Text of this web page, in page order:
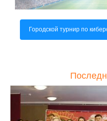
Городской турнир по